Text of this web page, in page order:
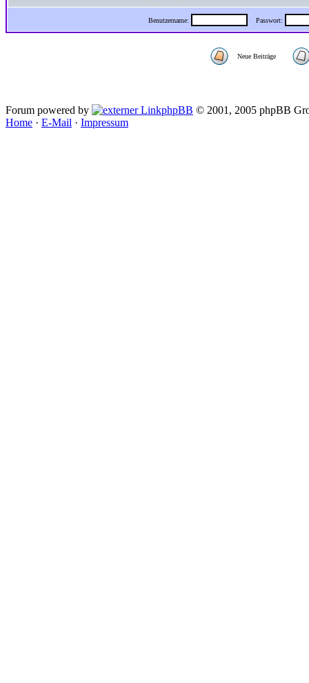
Benutzername: Passwort:
Neue Beiträge
Forum powered by phpBB © 2001, 2005 phpBB
Home · E-Mail · Impressum